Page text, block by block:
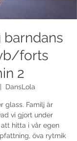
forts
2
DansLola
glass. Familj är
vi gjort under
hitta i vår egen
öva rytmik